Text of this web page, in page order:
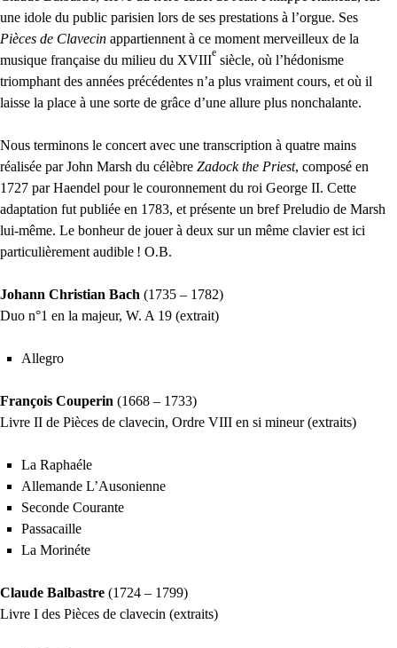
une idole du public parisien lors de ses prestations à l’orgue. Ses
Pièces de Clavecin appartiennent à ce moment merveilleux de la
musique française du milieu du XVIII
e
siècle, où l’hédonisme
triomphant des années précédentes n’a plus vraiment cours, et où il
laisse la place à une sorte de grâce d’une allure plus nonchalante.
Nous terminons le concert avec une transcription à quatre mains
réalisée par John Marsh du célèbre Zadock the Priest, composé en
1727 par Haendel pour le couronnement du roi George II. Cette
adaptation fut publiée en 1783, et présente un bref Preludio de Marsh
lui-même. Le bonheur de jouer à deux sur un même clavier est ici
particulièrement audible ! O.B.
Johann Christian Bach (1735 – 1782)
Duo n°1 en la majeur, W. A 19 (extrait)
Allegro
François Couperin (1668 – 1733)
Livre II de Pièces de clavecin, Ordre VIII en si mineur (extraits)
La Raphaéle
Allemande L’Ausonienne
Seconde Courante
Passacaille
La Morinéte
Claude Balbastre (1724 – 1799)
Livre I des Pièces de clavecin (extraits)